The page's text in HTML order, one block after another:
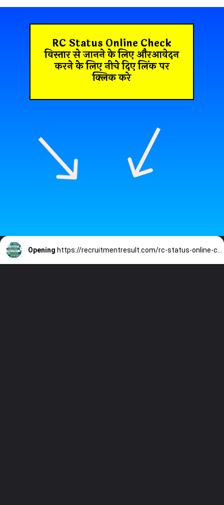
RC Status Online Check
विस्तार से जानने के लिए औरआवेदन
करने के लिए नीचे दिए लिंक पर
क्लिक करे
Opening https://recruitmentresult.com/rc-status-online-check/